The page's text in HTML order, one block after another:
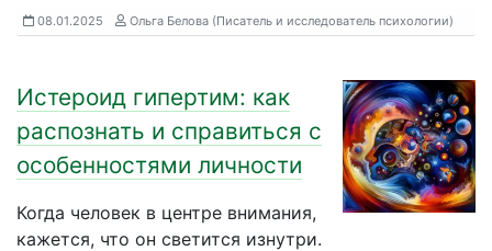
08.01.2025 Ольга Белова (Писатель и исследователь психологии)
Истероид гипертим: как
распознать и справиться с
особенностями личности
Когда человек в центре внимания,
кажется, что он светится изнутри.